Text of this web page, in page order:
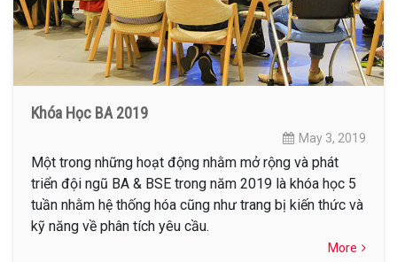
Khóa Học BA 2019
May 3, 2019
Một trong những hoạt động nhằm mở rộng và phát
triển đội ngũ BA & BSE trong năm 2019 là khóa học 5
tuần nhằm hệ thống hóa cũng như trang bị kiến thức và
kỹ năng về phân tích yêu cầu.
More